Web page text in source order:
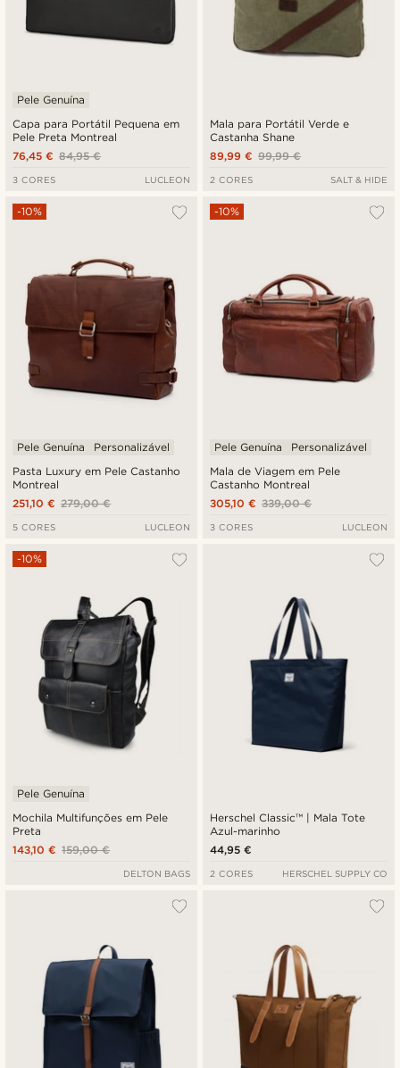
Capa para Portátil Pequena em
Pele Preta Montreal
Pele Genuína
84,95 €
76,45 €
3 CORES LUCLEON
Mala para Portátil Verde e
Castanha Shane
99,99 €
89,99 €
2 CORES SALT & HIDE
Pasta Luxury em Pele Castanho
Montreal
-10%
Pele Genuína Personalizável
279,00 €
251,10 €
5 CORES LUCLEON
Mala de Viagem em Pele
Castanho Montreal
-10%
Pele Genuína Personalizável
339,00 €
305,10 €
3 CORES LUCLEON
Mochila Multifunções em Pele
Preta
-10%
Pele Genuína
159,00 €
143,10 €
DELTON BAGS
Herschel Classic™ | Mala Tote
Azul-marinho
44,95 €
2 CORES HERSCHEL SUPPLY CO